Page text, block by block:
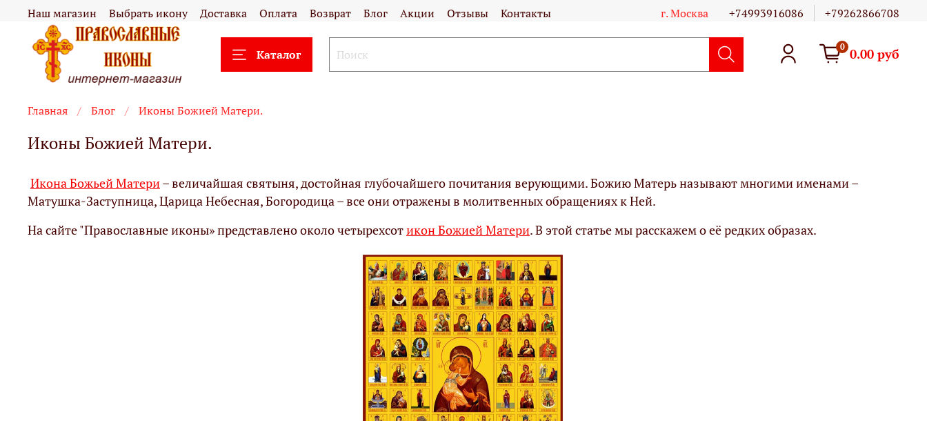
Наш магазин Выбрать икону Доставка Оплата Возврат Блог Акции Отзывы Контакты г. Москва +74993916086 +79262866708
Каталог
0 0.00 руб
Главная Блог Иконы Божией Матери.
Иконы Божией Матери.
Икона Божьей Матери– величайшая святыня, достойная глубочайшего почитания верующими. Божию Матерь называют многими именами –
Матушка-Заступница, Царица Небесная, Богородица – все они отражены в молитвенных обращениях к Ней.
На сайте "Православные иконы» представлено около четырехсотикон Божией Матери. В этой статье мы расскажем о её редких образах.